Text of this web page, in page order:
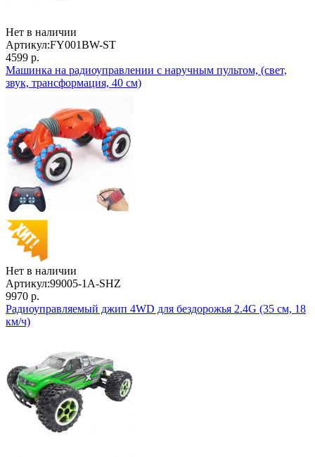
Нет в наличии
Артикул:FY001BW-ST
4599 р.
Машинка на радиоуправлении с наручным пультом, (свет,
звук, трансформация, 40 см)
Нет в наличии
Артикул:99005-1A-SHZ
9970 р.
Радиоуправляемый джип 4WD для бездорожья 2.4G (35 см, 18
км/ч)